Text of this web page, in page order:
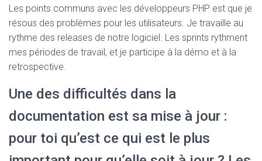
Les points communs avec les développeurs PHP est que je
résous des problèmes pour les utilisateurs. Je travaille au
rythme des releases de notre logiciel. Les sprints rythment
mes périodes de travail, et je participe à la démo et à la
retrospective.
Une des difficultés dans la
documentation est sa mise à jour :
pour toi qu’est ce qui est le plus